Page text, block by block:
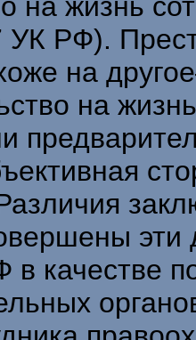
УК РФ).
на
на
эти
в качестве